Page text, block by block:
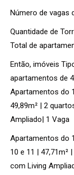
Número de vagas
Quantidade de
Total de
Então, imóveis
apartamentos de
Apartamentos do
49,89m² | 2
Ampliado| 1 Vaga
Apartamentos do
10 e 11 | 47,71m²
com Living